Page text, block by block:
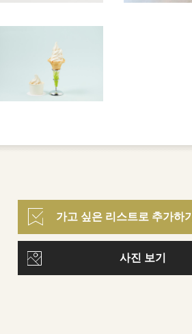
가고 싶은 리스트로 추가하기
사진 보기